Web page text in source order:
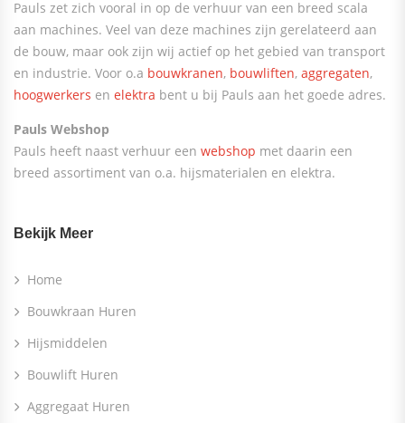
Pauls zet zich vooral in op de verhuur van een breed scala
aan machines. Veel van deze machines zijn gerelateerd aan
de bouw, maar ook zijn wij actief op het gebied van transport
en industrie. Voor o.a bouwkranen, bouwliften, aggregaten,
hoogwerkers en elektra bent u bij Pauls aan het goede adres.
Pauls Webshop
Pauls heeft naast verhuur een webshop met daarin een
breed assortiment van o.a. hijsmaterialen en elektra.
Bekijk Meer
Home
Bouwkraan Huren
Hijsmiddelen
Bouwlift Huren
Aggregaat Huren